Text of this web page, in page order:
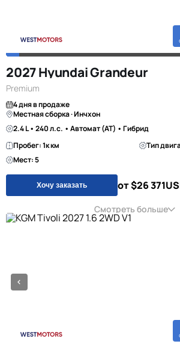
2027 Hyundai Grandeur
Premium
4 дня в продаже
Местная сборка · Инчхон
2.4 L • 240 л.с. • Автомат (AT) • Гибрид
Пробег: 1к км
Тип
Мест: 5
Хочу заказать от $26 371
Смотреть больше